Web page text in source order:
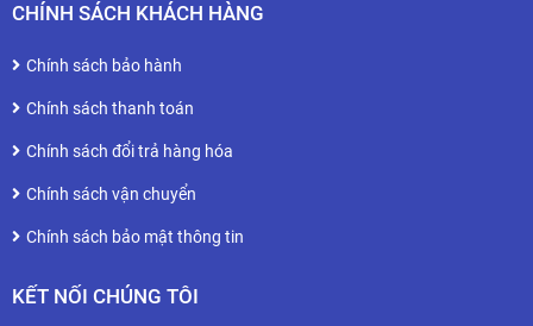
+ Phụ kiện máy Cut Plasma : Súng Cắt , Chụp Sứ , Béc
Cắt ...
CHÍNH SÁCH KHÁCH HÀNG
Chính sách bảo hành
Chính sách thanh toán
Chính sách đổi trả hàng hóa
Chính sách vận chuyển
Chính sách bảo mật thông tin
KẾT NỐI CHÚNG TÔI